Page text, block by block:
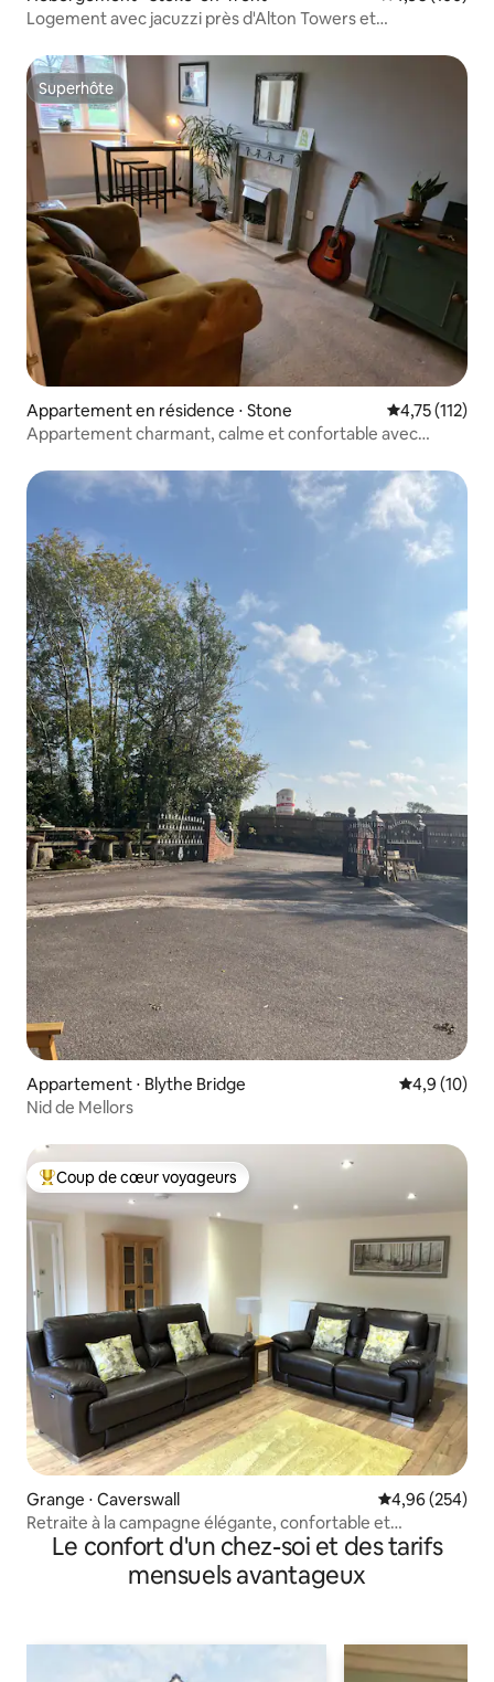
Logement avec jacuzzi près d'Alton Towers et
Superhôte
Superhôte
Appartement en résidence ⋅ Stone Évaluation
4,75 (112)
Appartement charmant, calme et confortable avec
Appartement ⋅ Blythe Bridge Évaluation
4,9 (10)
Nid de Mellors
Coups de cœur voyageurs les plus appréciés
Coup de cœur voyageurs
Grange ⋅ Caverswall Évaluation
4,96 (254)
Retraite à la campagne élégante, confortable et
spacieuse pour quatre
Le confort d'un chez-soi et des tarifs
mensuels avantageux